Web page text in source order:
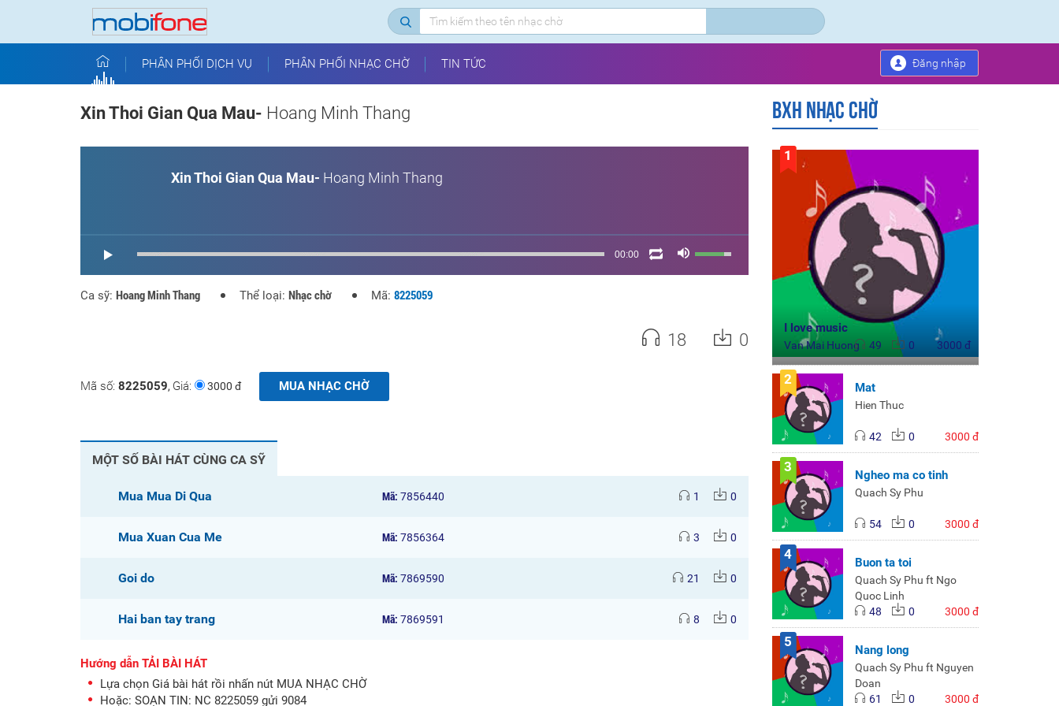
PHÂN PHỐI DỊCH VỤ PHÂN PHỐI NHẠC CHỜ TIN TỨC Đăng nhập
Xin Thoi Gian Qua Mau- Hoang Minh Thang
Xin Thoi Gian Qua Mau- Hoang Minh Thang
00:00
Ca sỹ: Hoang Minh Thang Thể loại: Nhạc chờ Mã: 8225059
0
18
Mã số: 8225059, Giá: 3000 đ MUA NHẠC CHỜ
MỘT SỐ BÀI HÁT CÙNG CA SỸ
Mua Mua Di Qua Mã: 7856440 1 0
Mua Xuan Cua Me Mã: 7856364 3 0
Goi do Mã: 7869590 21 0
Hai ban tay trang Mã: 7869591 8 0
Hướng dẫn TẢI BÀI HÁT
Lựa chọn Giá bài hát rồi nhấn nút MUA NHẠC CHỜ
Hoặc: SOẠN TIN: NC 8225059 gửi 9084
BXH nhạc chờ
I love music
Van Mai Huong 49 0 3000 đ
1
Mat
Hien Thuc
42 0 3000 đ
2
Ngheo ma co tinh
Quach Sy Phu
54 0 3000 đ
3
Buon ta toi
Quach Sy Phu ft Ngo
Quoc Linh
48
0 3000 đ
4
Nang long
Quach Sy Phu ft Nguyen
Doan
61
0 3000 đ
5